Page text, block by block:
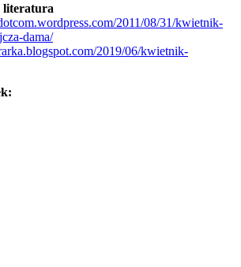
literatura
2011/08/31/kwietnik-
dama/
2019/06/kwietnik-